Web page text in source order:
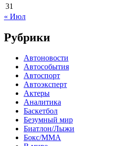
31
« Июл
Рубрики
Автоновости
Автособытия
Автоспорт
Автоэксперт
Актеры
Аналитика
Баскетбол
Безумный мир
Биатлон/Лыжи
Бокс/MMA